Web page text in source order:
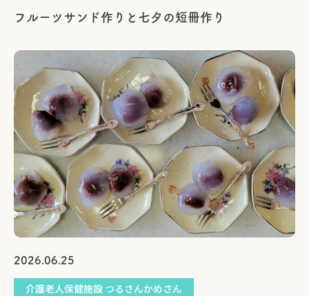
フルーツサンド作りと七夕の短冊作り
2026.06.25
介護老人保健施設 つるさんかめさん